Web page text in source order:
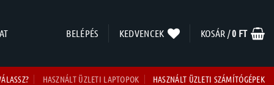
BELÉPÉS KEDVENCEK KOSÁR /0 FT
HASZNÁLT ÜZLETI LAPTOPOK HASZNÁLT ÜZLETI SZÁMÍTÓGÉPEK